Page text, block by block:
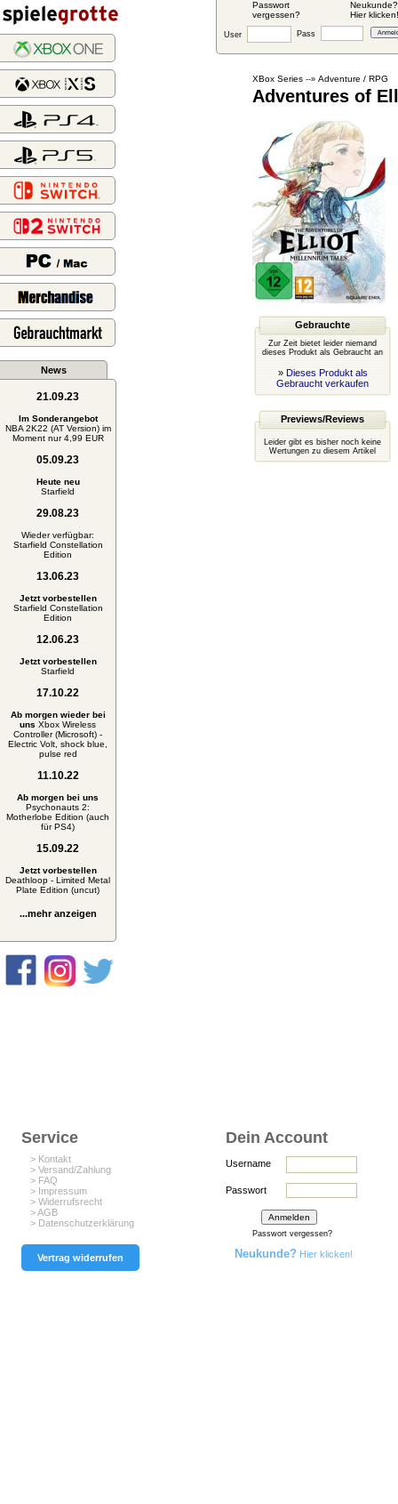
Passwort
vergessen?
Neukunde?
Hier klicken!
User Pass
News
21.09.23
Im Sonderangebot
NBA 2K22 (AT Version) im
Moment nur 4,99 EUR
05.09.23
Heute neu
Starfield
29.08.23
Wieder verfügbar:
Starfield Constellation
Edition
13.06.23
Jetzt vorbestellen
Starfield Constellation
Edition
12.06.23
Jetzt vorbestellen
Starfield
17.10.22
Ab morgen wieder bei
uns Xbox Wireless
Controller (Microsoft) -
Electric Volt, shock blue,
pulse red
11.10.22
Ab morgen bei uns
Psychonauts 2:
Motherlobe Edition (auch
für PS4)
15.09.22
Jetzt vorbestellen
Deathloop - Limited Metal
Plate Edition (uncut)
...mehr anzeigen
XBox Series --» Adventure / RPG
Adventures of
Gebrauchte
Zur Zeit bietet leider niemand
dieses Produkt als Gebraucht an
» Dieses Produkt als
Gebraucht verkaufen
Previews/Reviews
Leider gibt es bisher noch keine
Wertungen zu diesem Artikel
Service
> Kontakt
> Versand/Zahlung
> FAQ
> Impressum
> Widerrufsrecht
> AGB
> Datenschutzerklärung
Vertrag widerrufen
Dein Account
Username
Passwort
Passwort vergessen?
Neukunde? Hier klicken!